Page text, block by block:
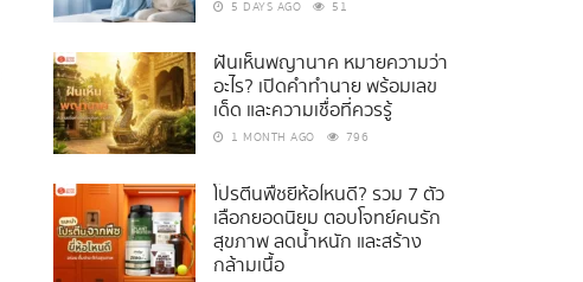
5 DAYS AGO 51
ฝันเห็นพญานาค หมายความว่า
อะไร? เปิดคำทำนาย พร้อมเลข
เด็ด และความเชื่อที่ควรรู้
1 MONTH AGO 796
โปรตีนพืชยี่ห้อไหนดี? รวม 7 ตัว
เลือกยอดนิยม ตอบโจทย์คนรัก
สุขภาพ ลดน้ำหนัก และสร้าง
กล้ามเนื้อ